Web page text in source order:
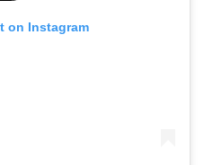
on Instagram